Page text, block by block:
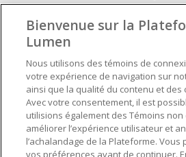
Bienvenue sur la
Lumen
Nous utilisons des témoins de
votre expérience de navigation sur
ainsi que la qualité du contenu et des
Avec votre consentement, il est
utilisions également des Témoins
améliorer l’expérience utilisateur et
l’achalandage de la Plateforme.
vos préférences avant de continuer.